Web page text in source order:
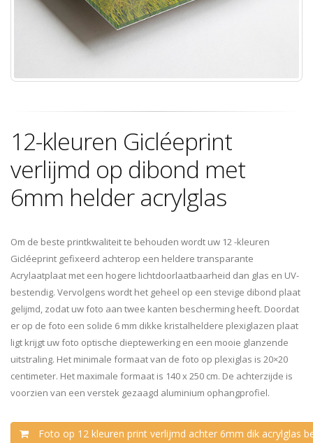
12-kleuren Gicléeprint
verlijmd op dibond met
6mm helder acrylglas
Om de beste printkwaliteit te behouden wordt uw 12 -kleuren
Gicléeprint gefixeerd achterop een heldere transparante
Acrylaatplaat met een hogere lichtdoorlaatbaarheid dan glas en UV-
bestendig. Vervolgens wordt het geheel op een stevige dibond plaat
gelijmd, zodat uw foto aan twee kanten bescherming heeft. Doordat
er op de foto een solide 6 mm dikke kristalheldere plexiglazen plaat
ligt krijgt uw foto optische dieptewerking en een mooie glanzende
uitstraling. Het minimale formaat van de foto op plexiglas is 20×20
centimeter. Het maximale formaat is 140 x 250 cm. De achterzijde is
voorzien van een verstek gezaagd aluminium ophangprofiel.
Foto op 12 kleuren print verlijmd achter 6mm dik acrylglas